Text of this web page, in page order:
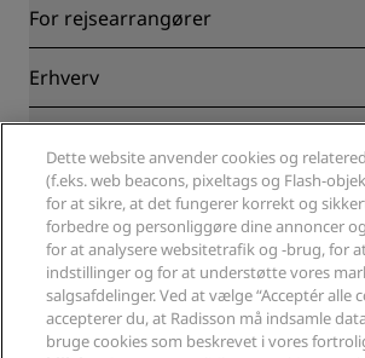
Radisson Rewards
Blog
Destinationer
Nye og kommende hoteller
Radisson Hotels-APP
Sports Approved-hoteller
Familievenlige hoteller
Sundhed og sikkerhed
For rejsearrangører
Partnere
Erhverv
Radisson Hotel Group
Medier
Karriere i RHG
Karriere i PPHE
Karrierer EHL
The Club by RHG
Udviklingsmuligheder
Ansvarlig virksomhed
Indkøb
Fortrolighedscenter
Juridiske oplysninger
Radisson Rewards vilkår og betingelser
Aftale vedrørende brug af hjemmesiden
Digital tilgængelighed
Erklæring om moderne slaveri
Hjælp
Advarsler til forbrugere
Kontakt
Ofte stillede spørgsmål
Sitemap
Sociale medier
Radisson Hotels-brands
Dette website anvender cookies og
(f.eks. web beacons, pixeltags og Flash-
for at sikre, at det fungerer korrekt og
forbedre og personliggøre dine annoncer
for at analysere websitetrafik og -brug, for
indstillinger og for at understøtte vores
salgsafdelinger. Ved at vælge “Acceptér alle
accepterer du, at Radisson må indsamle
bruge cookies som beskrevet i vores